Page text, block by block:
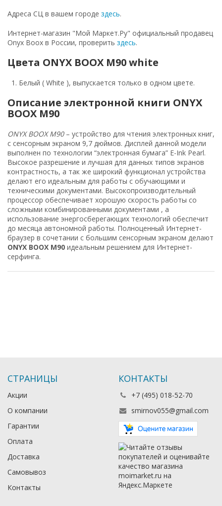
Адреса СЦ в вашем городе здесь.
Интернет-магазин "Мой Маркет.Ру" официальный продавец
Onyx Boox в России, проверить здесь.
Цвета ONYX BOOX M90 white
Белый ( White ), выпускается только в одном цвете.
Описание электронной книги ONYX
BOOX M90
ONYX BOOX M90– устройство для чтения электронных книг,
с сенсорным экраном 9,7 дюймов. Дисплей данной модели
выполнен по технологии “электронная бумага” E-Ink Pearl.
Высокое разрешение и лучшая для данных типов экранов
контрастность, а так же широкий функционал устройства
делают его идеальным для работы с обучающими и
техническими документами. Высокопроизводительный
процессор обеспечивает хорошую скорость работы со
сложными комбинированными документами , а
использование энергосберегающих технологий обеспечит
до месяца автономной работы. Полноценный Интернет-
браузер в сочетании с большим сенсорным экраном делают
ONYX BOOX M90 идеальным решением для Интернет-
серфинга.
СТРАНИЦЫ
Акции
О компании
Гарантии
Оплата
Доставка
Самовывоз
Контакты
КОНТАКТЫ
+7 (495) 018-52-70
smirnov055@gmail.com